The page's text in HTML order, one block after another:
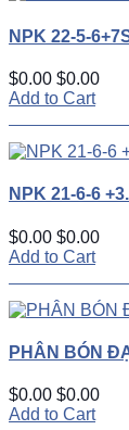
NPK 22-5-
$0.00 $0.00
Add to Cart
NPK 21-6-6
$0.00 $0.00
Add to Cart
PHÂN BÓN
$0.00 $0.00
Add to Cart